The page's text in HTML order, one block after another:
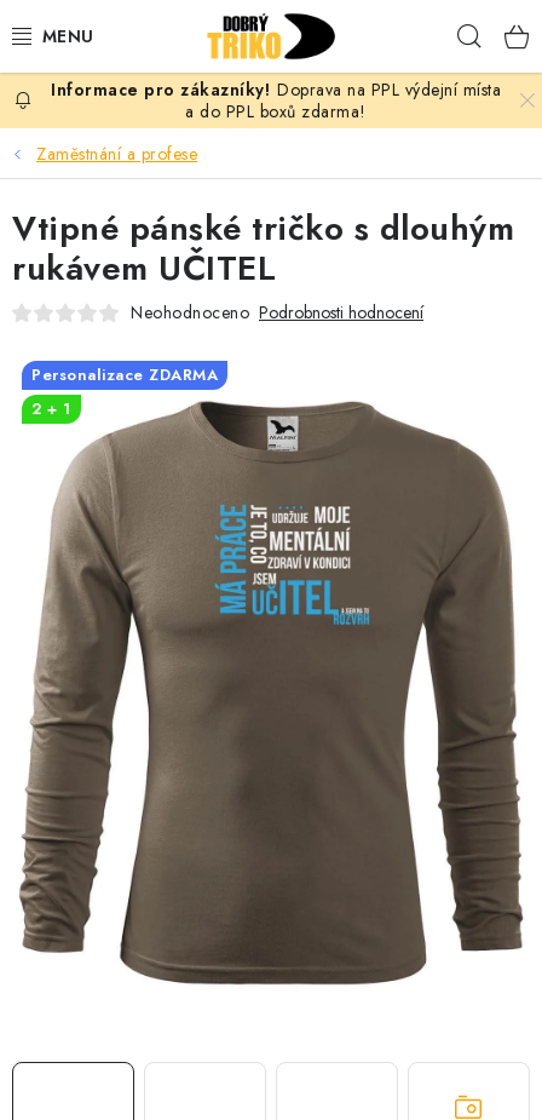
na
PRO ŽENY
PRO MUŽE
PRO DĚTI
PRO PÁRY
VLASTNÍ MOTIV
TRIČKA
MIKINY
OKAMŽITĚ K ODBĚRU
B2B
MÁM SRDCE POMÁHÁM
VÁNOCE
PROVIZNÍ SYSTÉM
O nás Časté otázky
Obchodní podmínky
Doprava na PPL výdejní místa
a do PPL boxů zdarma!
Zaměstnání a profese
Vtipné pánské tričko s dlouhým
rukávem UČITEL
Neohodnoceno Podrobnosti hodnocení
Personalizace ZDARMA
2 + 1